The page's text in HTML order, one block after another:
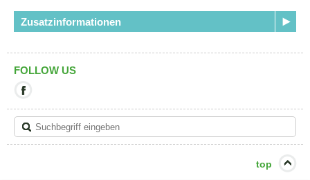
Zusatzinformationen
FOLLOW US
Link
verlassen
Sie
die
top